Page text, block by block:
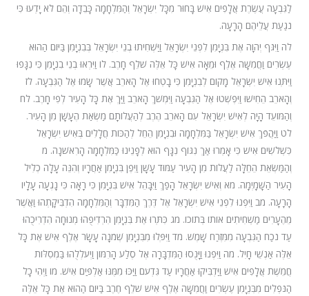
לַגִּבְעָה עֲשֶׂרֶת אֲלָפִים אִישׁ בָּחוּר מִכָּל יִשְׂרָאֵל וְהַמִּלְחָמָה כָּבֵדָה וְהֵם לֹא יָדְעוּ כִּי
נֹגַעַת עֲלֵיהֶם הָרָעָה.
לה וַיִּגֹּף יְהוָה אֶת בִּנְיָמִן לִפְנֵי יִשְׂרָאֵל וַיַּשְׁחִיתוּ בְנֵי יִשְׂרָאֵל בְּבִנְיָמִן בַּיּוֹם הַהוּא
עֶשְׂרִים וַחֲמִשָּׁה אֶלֶף וּמֵאָה אִישׁ כָּל אֵלֶּה שֹׁלֵף חָרֶב. לו וַיִּרְאוּ בְנֵי בִנְיָמִן כִּי נִגָּפוּ
וַיִּתְּנוּ אִישׁ יִשְׂרָאֵל מָקוֹם לְבִנְיָמִן כִּי בָטְחוּ אֶל הָאֹרֵב אֲשֶׁר שָׂמוּ אֶל הַגִּבְעָה. לז
וְהָאֹרֵב הֵחִישׁוּ וַיִּפְשְׁטוּ אֶל הַגִּבְעָה וַיִּמְשֹׁךְ הָאֹרֵב וַיַּךְ אֶת כָּל הָעִיר לְפִי חָרֶב. לח
וְהַמּוֹעֵד הָיָה לְאִישׁ יִשְׂרָאֵל עִם הָאֹרֵב הֶרֶב לְהַעֲלוֹתָם מַשְׂאַת הֶעָשָׁן מִן הָעִיר.
לט וַיַּהֲפֹךְ אִישׁ יִשְׂרָאֵל בַּמִּלְחָמָה וּבִנְיָמִן הֵחֵל לְהַכּוֹת חֲלָלִים בְּאִישׁ יִשְׂרָאֵל
כִּשְׁלֹשִׁים אִישׁ כִּי אָמְרוּ אַךְ נִגּוֹף נִגָּף הוּא לְפָנֵינוּ כַּמִּלְחָמָה הָרִאשֹׁנָה. מ
וְהַמַּשְׂאֵת הֵחֵלָּה לַעֲלוֹת מִן הָעִיר עַמּוּד עָשָׁן וַיִּפֶן בִּנְיָמִן אַחֲרָיו וְהִנֵּה עָלָה כְלִיל
הָעִיר הַשָּׁמָיְמָה. מא וְאִישׁ יִשְׂרָאֵל הָפַךְ וַיִּבָּהֵל אִישׁ בִּנְיָמִן כִּי רָאָה כִּי נָגְעָה עָלָיו
הָרָעָה. מב וַיִּפְנוּ לִפְנֵי אִישׁ יִשְׂרָאֵל אֶל דֶּרֶךְ הַמִּדְבָּר וְהַמִּלְחָמָה הִדְבִּיקָתְהוּ וַאֲשֶׁר
מֵהֶעָרִים מַשְׁחִיתִים אוֹתוֹ בְּתוֹכוֹ. מג כִּתְּרוּ אֶת בִּנְיָמִן הִרְדִיפֻהוּ מְנוּחָה הִדְרִיכֻהוּ
עַד נֹכַח הַגִּבְעָה מִמִּזְרַח שָׁמֶשׁ. מד וַיִּפְּלוּ מִבִּנְיָמִן שְׁמֹנָה עָשָׂר אֶלֶף אִישׁ אֶת כָּל
אֵלֶּה אַנְשֵׁי חָיִל. מה וַיִּפְנוּ וַיָּנֻסוּ הַמִּדְבָּרָה אֶל סֶלַע הָרִמּוֹן וַיְעֹלְלֻהוּ בַּמְסִלּוֹת
חֲמֵשֶׁת אֲלָפִים אִישׁ וַיַּדְבִּיקוּ אַחֲרָיו עַד גִּדְעֹם וַיַּכּוּ מִמֶּנּוּ אַלְפַּיִם אִישׁ. מו וַיְהִי כָל
הַנֹּפְלִים מִבִּנְיָמִן עֶשְׂרִים וַחֲמִשָּׁה אֶלֶף אִישׁ שֹׁלֵף חֶרֶב בַּיּוֹם הַהוּא אֶת כָּל אֵלֶּה